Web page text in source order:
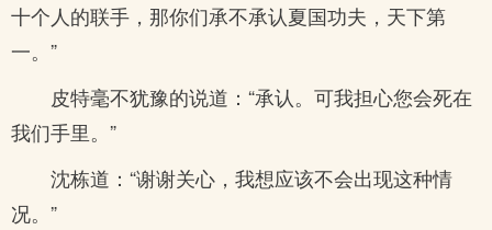
十个人的联手，那你们承不承认夏国功夫，天下第
一。”
皮特毫不犹豫的说道：“承认。可我担心您会死在
我们手里。”
沈栋道：“谢谢关心，我想应该不会出现这种情
况。”